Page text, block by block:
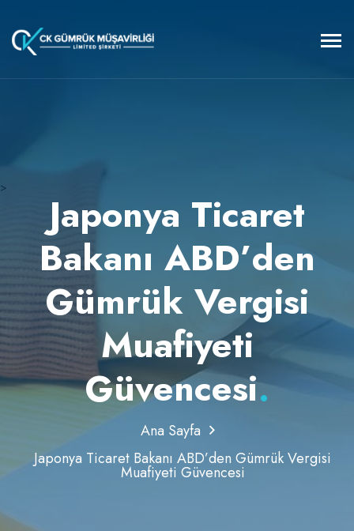
>
Japonya Ticaret
Bakanı ABD’den
Gümrük Vergisi
Muafiyeti
Güvencesi.
Ana Sayfa
Japonya Ticaret Bakanı ABD’den Gümrük Vergisi
Muafiyeti Güvencesi